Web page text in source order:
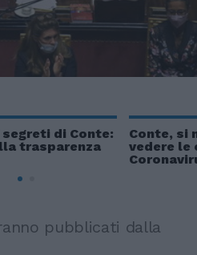
segreti di Conte:
trasparenza
Conte, si
vedere le
pubblicati dalla